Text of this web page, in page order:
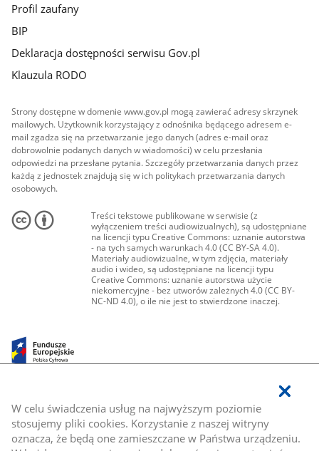
W celu świadczenia usług na najwyższym poziomie
stosujemy pliki cookies. Korzystanie z naszej witryny
oznacza, że będą one zamieszczane w Państwa urządzeniu.
Profil zaufany
BIP
Deklaracja dostępności serwisu Gov.pl
Klauzula RODO
Strony dostępne w domenie www.gov.pl mogą zawierać adresy skrzynek
mailowych. Użytkownik korzystający z odnośnika będącego adresem e-
mail zgadza się na przetwarzanie jego danych (adres e-mail oraz
dobrowolnie podanych danych w wiadomości) w celu przesłania
odpowiedzi na przesłane pytania. Szczegóły przetwarzania danych przez
każdą z jednostek znajdują się w ich politykach przetwarzania danych
osobowych.
Treści tekstowe publikowane w serwisie (z
wyłączeniem treści audiowizualnych), są udostępniane
na licencji typu Creative Commons: uznanie autorstwa
- na tych samych warunkach 4.0 (CC BY-SA 4.0).
Materiały audiowizualne, w tym zdjęcia, materiały
audio i wideo, są udostępniane na licencji typu
Creative Commons: uznanie autorstwa użycie
niekomercyjne - bez utworów zależnych 4.0 (CC BY-
NC-ND 4.0), o ile nie jest to stwierdzone inaczej.